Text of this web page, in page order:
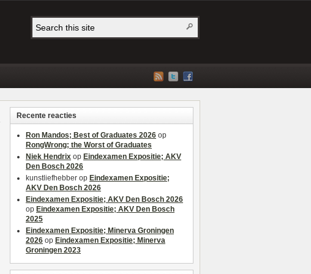
Recente reacties
Ron Mandos; Best of Graduates 2026 op
RongWrong; the Worst of Graduates
Niek Hendrix op Eindexamen Expositie; AKV
Den Bosch 2026
kunstliefhebber op Eindexamen Expositie;
AKV Den Bosch 2026
Eindexamen Expositie; AKV Den Bosch 2026
op Eindexamen Expositie; AKV Den Bosch
2025
Eindexamen Expositie; Minerva Groningen
2026 op Eindexamen Expositie; Minerva
Groningen 2023